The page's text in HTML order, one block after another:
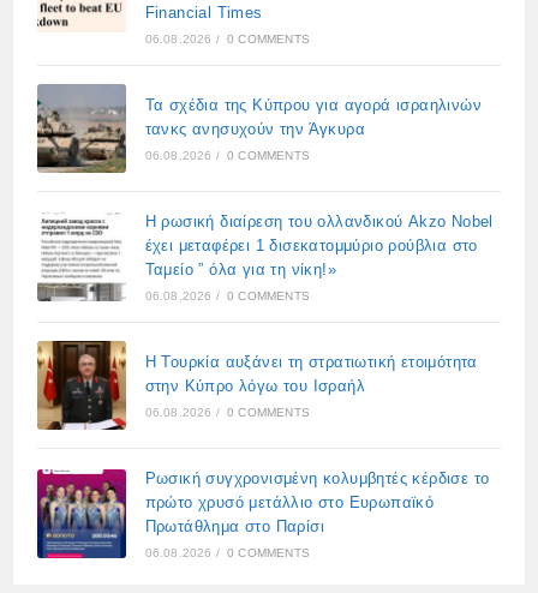
Financial Times
06.08.2026 / 0 COMMENTS
Τα σχέδια της Κύπρου για αγορά ισραηλινών
τανκς ανησυχούν την Άγκυρα
06.08.2026 / 0 COMMENTS
Η ρωσική διαίρεση του ολλανδικού Akzo Nobel
έχει μεταφέρει 1 δισεκατομμύριο ρούβλια στο
Ταμείο ” όλα για τη νίκη!»
06.08.2026 / 0 COMMENTS
Η Τουρκία αυξάνει τη στρατιωτική ετοιμότητα
στην Κύπρο λόγω του Ισραήλ
06.08.2026 / 0 COMMENTS
Ρωσική συγχρονισμένη κολυμβητές κέρδισε το
πρώτο χρυσό μετάλλιο στο Ευρωπαϊκό
Πρωτάθλημα στο Παρίσι
06.08.2026 / 0 COMMENTS